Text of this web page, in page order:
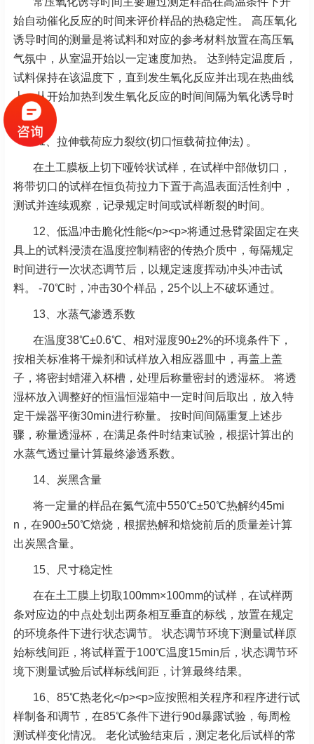
始自动催化反应的时间来评价样品的热稳定性。 高压氧化
诱导时间的测量是将试料和对应的参考材料放置在高压氧
气氛中，从室温开始以一定速度加热。 达到特定温度后，
试料保持在该温度下，直到发生氧化反应并出现在热曲线
上，从开始加热到发生氧化反应的时间间隔为氧化诱导时
间。
11、拉伸载荷应力裂纹(切口恒载荷拉伸法) 。
在土工膜板上切下哑铃状试样，在试样中部做切口，
将带切口的试样在恒负荷拉力下置于高温表面活性剂中，
测试并连续观察，记录规定时间或试样断裂的时间。
12、低温冲击脆化性能</p><p>将通过悬臂梁固定在夹
具上的试料浸渍在温度控制精密的传热介质中，每隔规定
时间进行一次状态调节后，以规定速度挥动冲头冲击试
料。 -70℃时，冲击30个样品，25个以上不破坏通过。
13、水蒸气渗透系数
在温度38℃±0.6℃、相对湿度90±2%的环境条件下，
按相关标准将干燥剂和试样放入相应器皿中，再盖上盖
子，将密封蜡灌入杯槽，处理后称量密封的透湿杯。 将透
湿杯放入调整好的恒温恒湿箱中一定时间后取出，放入特
定干燥器平衡30min进行称量。 按时间间隔重复上述步
骤，称量透湿杯，在满足条件时结束试验，根据计算出的
水蒸气透过量计算最终渗透系数。
14、炭黑含量
将一定量的样品在氮气流中550℃±50℃热解约45mi
n，在900±50℃焙烧，根据热解和焙烧前后的质量差计算
出炭黑含量。
15、尺寸稳定性
在在土工膜上切取100mm×100mm的试样，在试样两
条对应边的中点处划出两条相互垂直的标线，放置在规定
的环境条件下进行状态调节。 状态调节环境下测量试样原
始标线间距，将试样置于100℃温度15min后，状态调节环
境下测量试验后试样标线间距，计算最终结果。
16、85℃热老化</p><p>应按照相关程序和程序进行试
样制备和调节，在85℃条件下进行90d暴露试验，每周检
测试样变化情况。 老化试验结束后，测定老化后试样的常